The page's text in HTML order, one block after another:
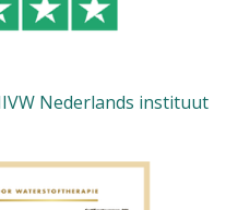
Nederlands instituut